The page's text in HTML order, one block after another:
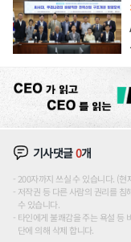
기사댓글0개
200자까지 쓰실 수 있습니다. (
저작권 등 다른 사람의 권리를
수 있습니다.
타인에게 불쾌감을 주는 욕설 등
단에 의해 삭제 합니다.